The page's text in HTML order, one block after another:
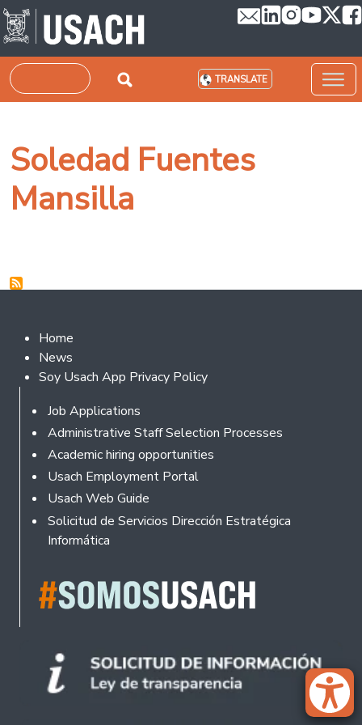
Skip to main content
Search TRANSLATE
Soledad Fuentes
Mansilla
Footer 2
Home
News
Soy Usach App Privacy Policy
Footer
Job Applications
Administrative Staff Selection Processes
Academic hiring opportunities
Usach Employment Portal
Usach Web Guide
Solicitud de Servicios Dirección Estratégica
Informática